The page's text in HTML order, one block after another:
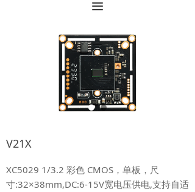
V21X
XC5029 1/3.2 彩色 CMOS，单板，尺
寸:32×38mm,DC:6-15V宽电压供电,支持自适
끀